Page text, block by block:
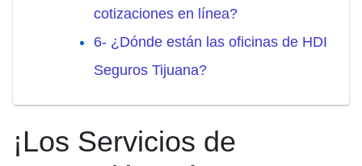
cotizaciones en línea?
6- ¿Dónde están las oficinas de HDI
Seguros Tijuana?
¡Los Servicios de